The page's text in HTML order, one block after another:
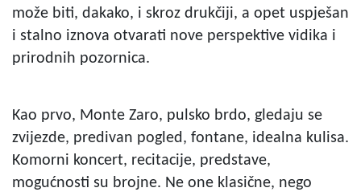
može biti, dakako, i skroz drukčiji, a opet uspješan
i stalno iznova otvarati nove perspektive vidika i
prirodnih pozornica.
Kao prvo, Monte Zaro, pulsko brdo, gledaju se
zvijezde, predivan pogled, fontane, idealna kulisa.
Komorni koncert, recitacije, predstave,
mogućnosti su brojne. Ne one klasične, nego